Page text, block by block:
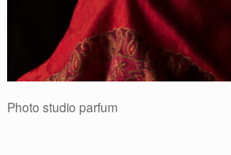
Photo studio parfum